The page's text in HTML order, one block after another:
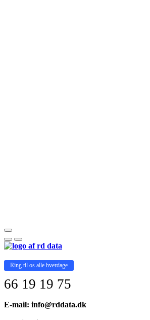
Ring til os alle hverdage
66 19 19 75
E-mail: info@rddata.dk